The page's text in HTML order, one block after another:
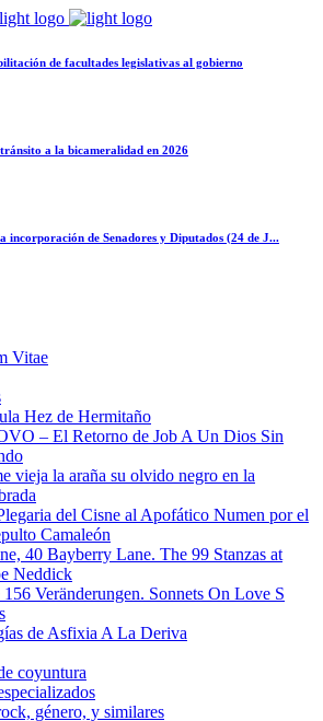
de facultades legislativas al gobierno
a la bicameralidad en 2026
incorporación de Senadores y Diputados (24 de J...
Vitae​
Hez de Hermitaño
– El Retorno de Job A Un Dios Sin
vieja la araña su olvido negro en la
del Cisne al Apofático Numen por el
Camaleón
40 Bayberry Lane. The 99 Stanzas at
Neddick
156 Veränderungen. Sonnets On Love S
de Asfixia A La Deriva
coyuntura
género, y similares